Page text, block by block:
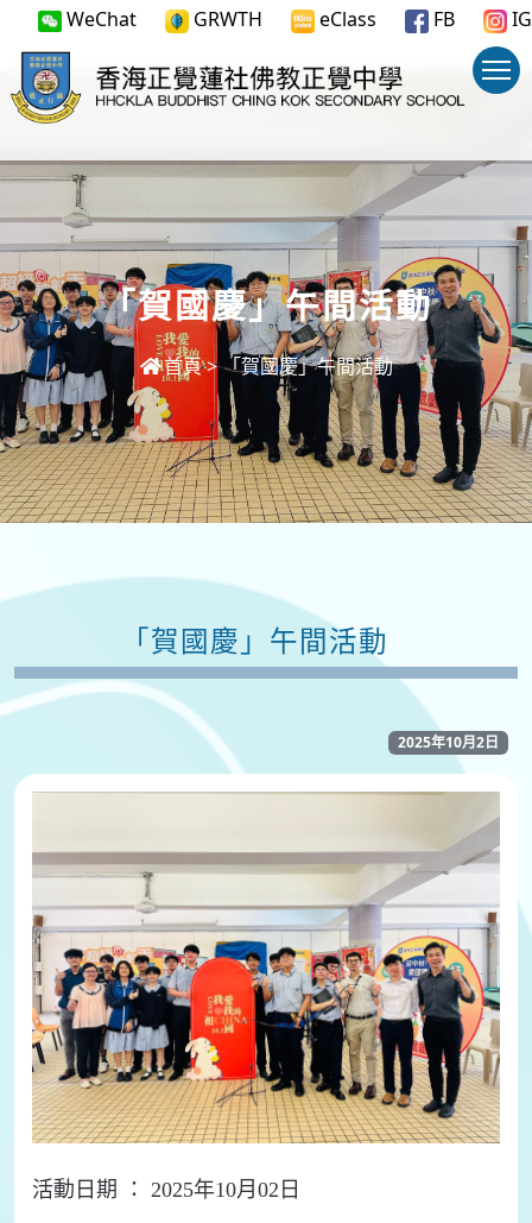
WeChat GRWTH eClass FB IG
「賀國慶」午間活動
首頁>「賀國慶」午間活動
「賀國慶」午間活動
2025年10月2日
活動日期 ： 2025年10月02日